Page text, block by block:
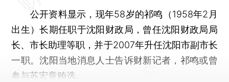
公开资料显示，现年58岁的祁鸣（1958年2月
出生）长期任职于沈阳财政局，曾任沈阳财政局局
长、市长助理等职，并于2007年升任沈阳市副市长
一职。沈阳当地消息人士告诉财新记者，祁鸣或曾
参与苏宏章贿选。